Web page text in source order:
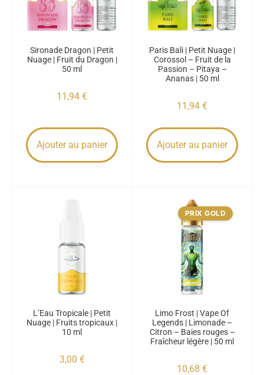
Sironade Dragon | Petit
Nuage | Fruit du Dragon |
50 ml
11,94 €
Ajouter au panier
Paris Bali | Petit Nuage |
Corossol – Fruit de la
Passion – Pitaya –
Ananas | 50 ml
11,94 €
Ajouter au panier
L’Eau Tropicale | Petit
Nuage | Fruits tropicaux |
10 ml
3,00 €
PRIX GOLD
Limo Frost | Vape Of
Legends | Limonade –
Citron – Baies rouges –
Fraîcheur légère | 50 ml
10,68 €